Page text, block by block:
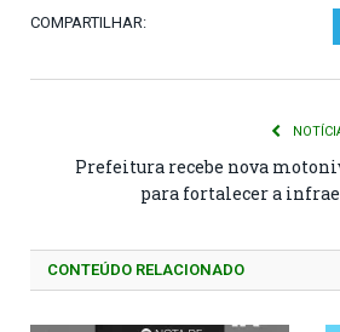
COMPARTILHAR:
Prefeitura recebe nova
para fortalecer a
CONTEÚDO RELACIONADO